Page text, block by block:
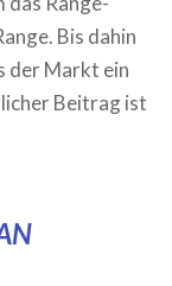
Bis dahin
der Markt ein
Beitrag ist